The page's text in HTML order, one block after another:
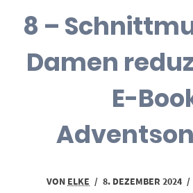
8 –
Damen
E-
VON ELKE / 8. DEZEMBER 2024 /